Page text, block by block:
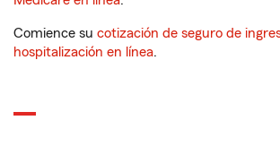
Comience su cotización de seguro de
hospitalización en línea.